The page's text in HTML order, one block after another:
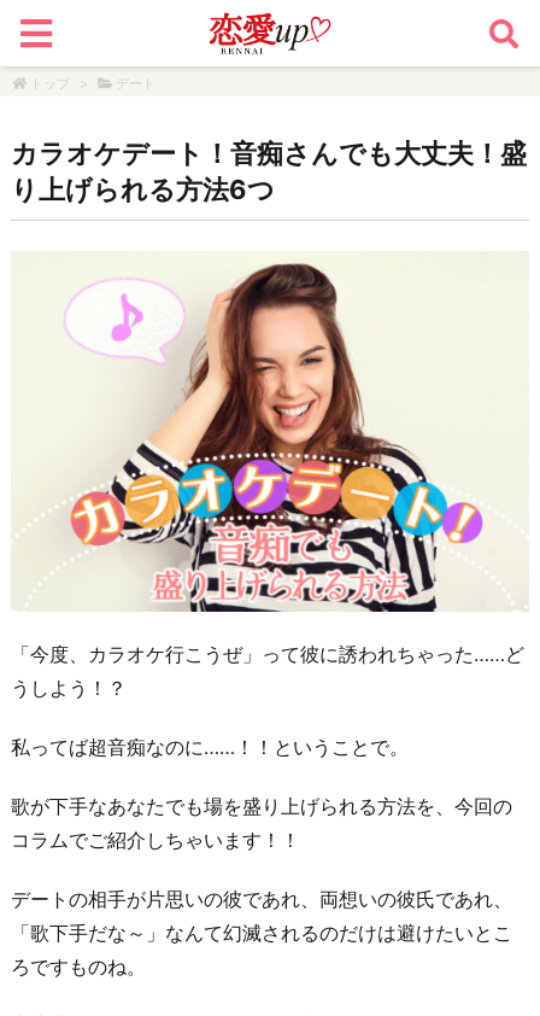
トップ > デート
カラオケデート！音痴さんでも大丈夫！盛
り上げられる方法6つ
「今度、カラオケ行こうぜ」って彼に誘われちゃった……ど
うしよう！？
私ってば超音痴なのに……！！ということで。
歌が下手なあなたでも場を盛り上げられる方法を、今回の
コラムでご紹介しちゃいます！！
デートの相手が片思いの彼であれ、両想いの彼氏であれ、
「歌下手だな～」なんて幻滅されるのだけは避けたいとこ
ろですものね。